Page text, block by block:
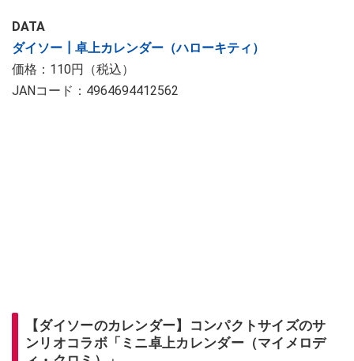
DATA
ダイソー┃卓上カレンダー（ハローキティ）
価格：110円（税込）
JANコード：4964694412562
【ダイソーのカレンダー】コンパクトサイズのサ
ンリオコラボ「ミニ卓上カレンダー（マイメロデ